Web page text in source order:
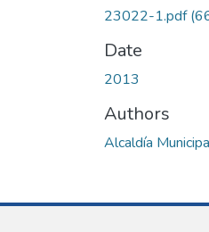
23022-1.pdf
Date
2013
Authors
Alcaldía